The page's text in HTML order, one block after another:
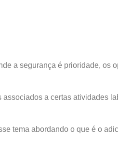
a segurança é prioridade, os
associados a certas atividades
tema abordando o que é o